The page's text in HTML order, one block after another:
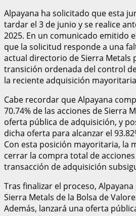
Alpayana ha solicitado que esta
tardar el 3 de junio y se realice
2025. En un comunicado emitido
que la solicitud responde a una
actual directorio de Sierra Metals
transición ordenada del control
la reciente adquisición
Cabe recordar que Alpayana
70.74% de las acciones de Sierra
oferta pública de adquisición, y
dicha oferta para alcanzar el
Con esta posición mayoritaria, la
cerrar la compra total de
transacción de adquisición
Tras finalizar el proceso,
Sierra Metals de la Bolsa de
Además, lanzará una oferta